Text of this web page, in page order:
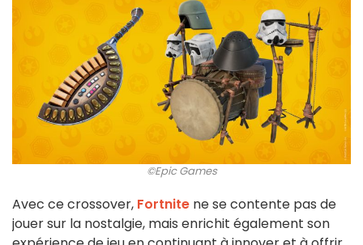
©Epic Games
Avec ce crossover, Fortnite ne se contente pas de
jouer sur la nostalgie, mais enrichit également son